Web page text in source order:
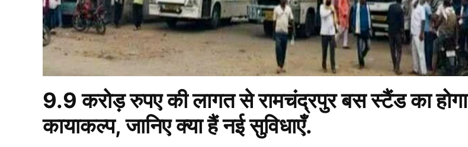
9.9 करोड़ रुपए की लागत से रामचंद्रपुर बस स्टैंड का होगा
कायाकल्प, जानिए क्या हैं नई सुविधाएँ.